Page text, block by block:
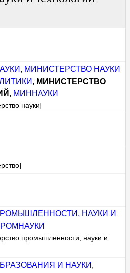
, МИНИСТЕРСТВО НАУКИ
, МИНИСТЕРСТВО
, МИННАУКИ
науки]
НАУКИ И
промышленности, науки и
И НАУКИ ,